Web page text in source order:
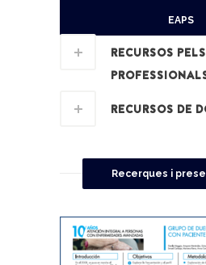
EAPS
RECURSOS PELS
RECURSOS DE
Recerques i